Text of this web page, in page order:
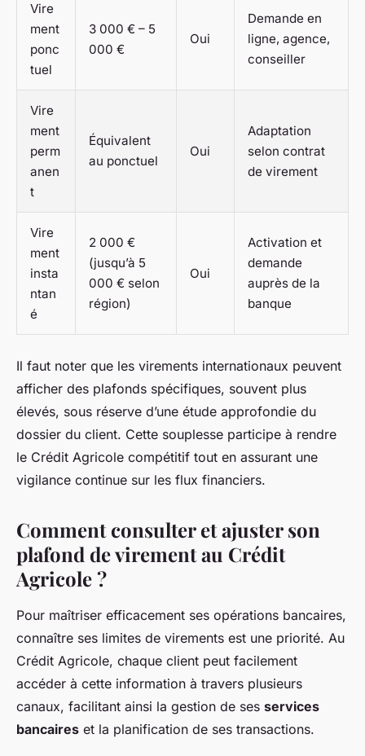
Vire
ment
ponc
tuel
3 000 € – 5
000 €
Oui
Demande en
ligne, agence,
conseiller
Vire
ment
perm
anen
t
Équivalent
au ponctuel
Oui
Adaptation
selon contrat
de virement
Vire
ment
insta
ntan
é
2 000 €
(jusqu’à 5
000 € selon
région)
Oui
Activation et
demande
auprès de la
banque
Il faut noter que les virements internationaux peuvent
afficher des plafonds spécifiques, souvent plus
élevés, sous réserve d’une étude approfondie du
dossier du client. Cette souplesse participe à rendre
le Crédit Agricole compétitif tout en assurant une
vigilance continue sur les flux financiers.
Comment consulter et ajuster son
plafond de virement au Crédit
Agricole ?
Pour maîtriser efficacement ses opérations bancaires,
connaître ses limites de virements est une priorité. Au
Crédit Agricole, chaque client peut facilement
accéder à cette information à travers plusieurs
canaux, facilitant ainsi la gestion de ses services
bancaires et la planification de ses transactions.